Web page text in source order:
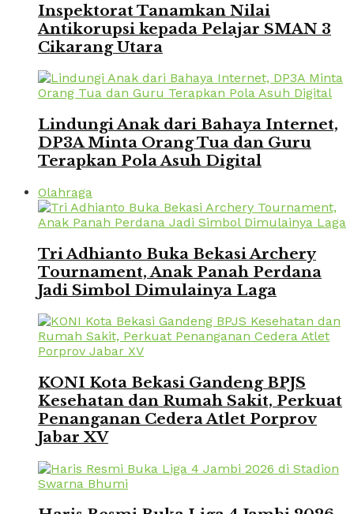
Inspektorat Tanamkan Nilai
Antikorupsi kepada Pelajar SMAN 3
Cikarang Utara
Lindungi Anak dari Bahaya Internet,
DP3A Minta Orang Tua dan Guru
Terapkan Pola Asuh Digital
Olahraga
Tri Adhianto Buka Bekasi Archery
Tournament, Anak Panah Perdana
Jadi Simbol Dimulainya Laga
KONI Kota Bekasi Gandeng BPJS
Kesehatan dan Rumah Sakit, Perkuat
Penanganan Cedera Atlet Porprov
Jabar XV